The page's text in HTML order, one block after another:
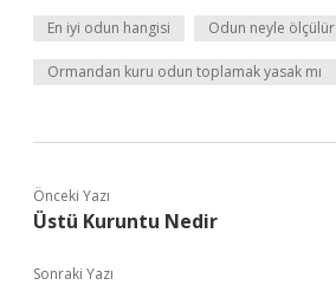
En iyi odun hangisi Odun neyle ölçülür
Ormandan kuru odun toplamak yasak mı
Önceki Yazı
Üstü Kuruntu Nedir
Sonraki Yazı